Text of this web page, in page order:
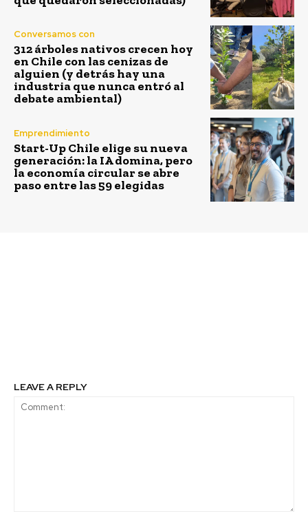
Conversamos con
312 árboles nativos crecen hoy
en Chile con las cenizas de
alguien (y detrás hay una
industria que nunca entró al
debate ambiental)
Emprendimiento
Start-Up Chile elige su nueva
generación: la IA domina, pero
la economía circular se abre
paso entre las 59 elegidas
LEAVE A REPLY